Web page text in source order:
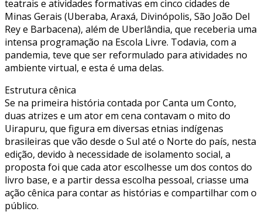
teatrais e atividades formativas em cinco cidades de
Minas Gerais (Uberaba, Araxá, Divinópolis, São João Del
Rey e Barbacena), além de Uberlândia, que receberia uma
intensa programação na Escola Livre. Todavia, com a
pandemia, teve que ser reformulado para atividades no
ambiente virtual, e esta é uma delas.
Estrutura cênica
Se na primeira história contada por Canta um Conto,
duas atrizes e um ator em cena contavam o mito do
Uirapuru, que figura em diversas etnias indígenas
brasileiras que vão desde o Sul até o Norte do país, nesta
edição, devido à necessidade de isolamento social, a
proposta foi que cada ator escolhesse um dos contos do
livro base, e a partir dessa escolha pessoal, criasse uma
ação cênica para contar as histórias e compartilhar com o
público.